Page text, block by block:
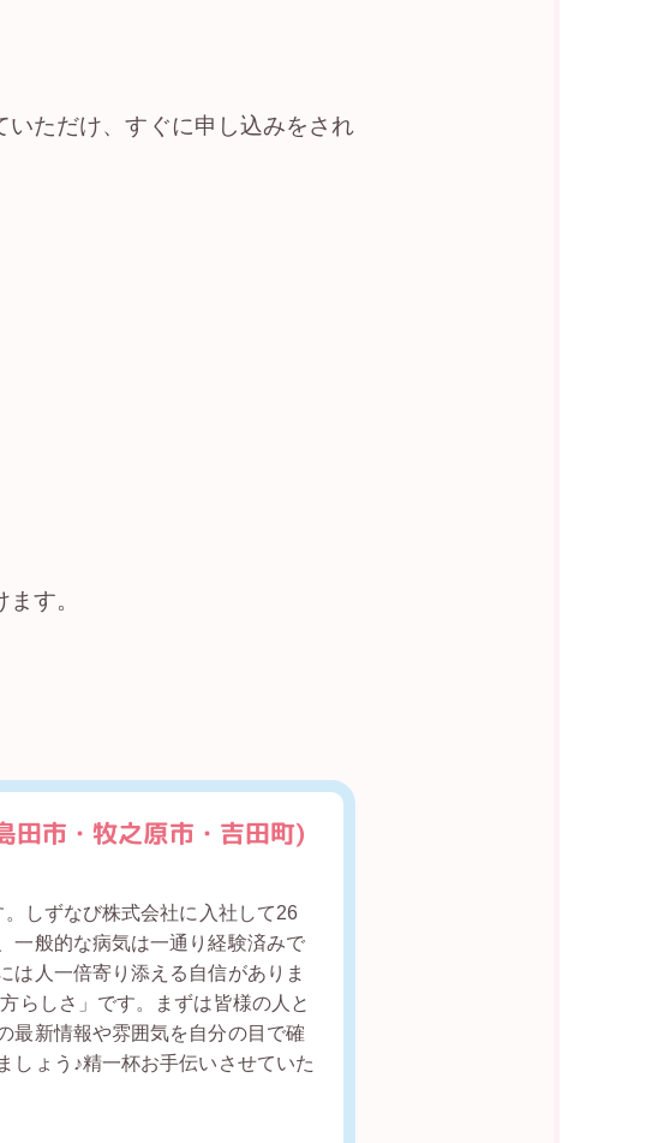
ただけ、すぐに申し込みをされ
す。
田市・牧之原市・吉田町)
しずなび株式会社に入社して26
一般的な病気は一通り経験済みで
は人一倍寄り添える自信がありま
らしさ」です。まずは皆様の人と
最新情報や雰囲気を自分の目で確
しょう♪精一杯お手伝いさせていた